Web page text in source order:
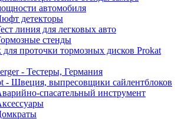
автомобиля
детекторы
линия для легковых авто
стенды
для проточки тормозных дисков Prokat
- Тестеры, Германия
- Швеция, выпресовщики сайлентблоков
спасательный инструмент